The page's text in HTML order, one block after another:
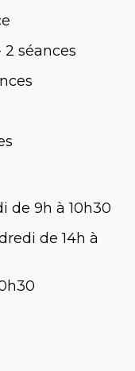
séances
de 9h à 10h30
de 14h à